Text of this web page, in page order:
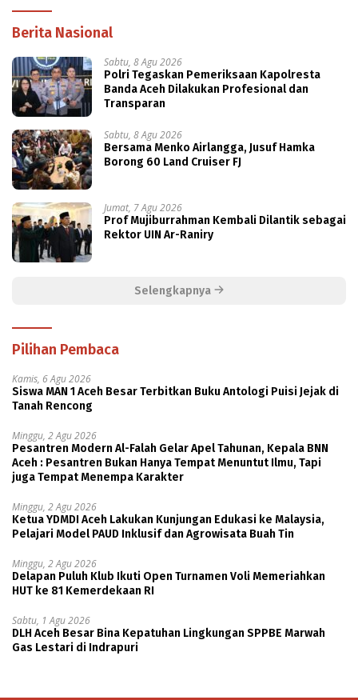
Berita Nasional
Sabtu, 8 Agu 2026
Polri Tegaskan Pemeriksaan Kapolresta
Banda Aceh Dilakukan Profesional dan
Transparan
Sabtu, 8 Agu 2026
Bersama Menko Airlangga, Jusuf Hamka
Borong 60 Land Cruiser FJ
Jumat, 7 Agu 2026
Prof Mujiburrahman Kembali Dilantik sebagai
Rektor UIN Ar-Raniry
Selengkapnya
Pilihan Pembaca
Kamis, 6 Agu 2026
Siswa MAN 1 Aceh Besar Terbitkan Buku Antologi Puisi Jejak di
Tanah Rencong
Minggu, 2 Agu 2026
Pesantren Modern Al-Falah Gelar Apel Tahunan, Kepala BNN
Aceh : Pesantren Bukan Hanya Tempat Menuntut Ilmu, Tapi
juga Tempat Menempa Karakter
Minggu, 2 Agu 2026
Ketua YDMDI Aceh Lakukan Kunjungan Edukasi ke Malaysia,
Pelajari Model PAUD Inklusif dan Agrowisata Buah Tin
Minggu, 2 Agu 2026
Delapan Puluh Klub Ikuti Open Turnamen Voli Memeriahkan
HUT ke 81 Kemerdekaan RI
Sabtu, 1 Agu 2026
DLH Aceh Besar Bina Kepatuhan Lingkungan SPPBE Marwah
Gas Lestari di Indrapuri